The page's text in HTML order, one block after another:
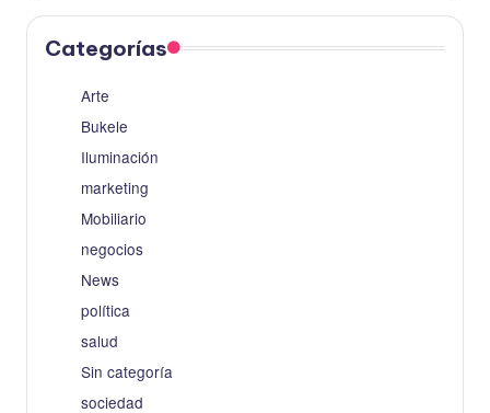
Categorías
Arte
Bukele
Iluminación
marketing
Mobiliario
negocios
News
política
salud
Sin categoría
sociedad